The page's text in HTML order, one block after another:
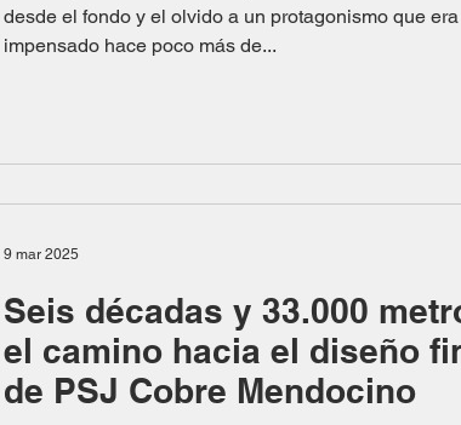
desde el fondo y el olvido a un protagonismo que era
impensado hace poco más de...
Seis décadas y 33.000
el camino hacia el diseño
de PSJ Cobre Mendocino
9 mar 2025